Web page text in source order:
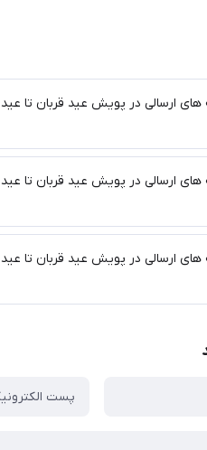
های ارسالی در پویش عید قربان تا عید
های ارسالی در پویش عید قربان تا عید
های ارسالی در پویش عید قربان تا عید